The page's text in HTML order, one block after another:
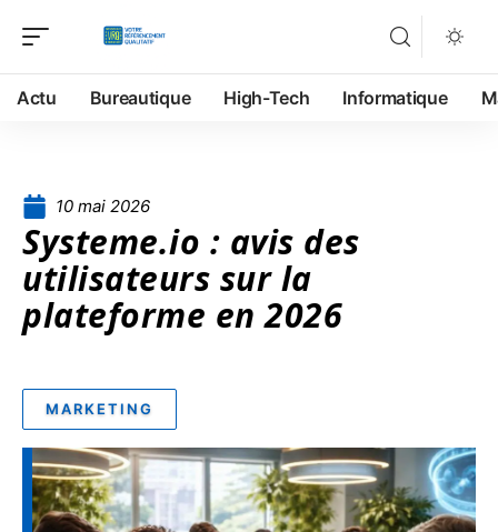
Actu Bureautique High-Tech Informatique
10 mai 2026
Systeme.io : avis des
utilisateurs sur la
plateforme en 2026
MARKETING